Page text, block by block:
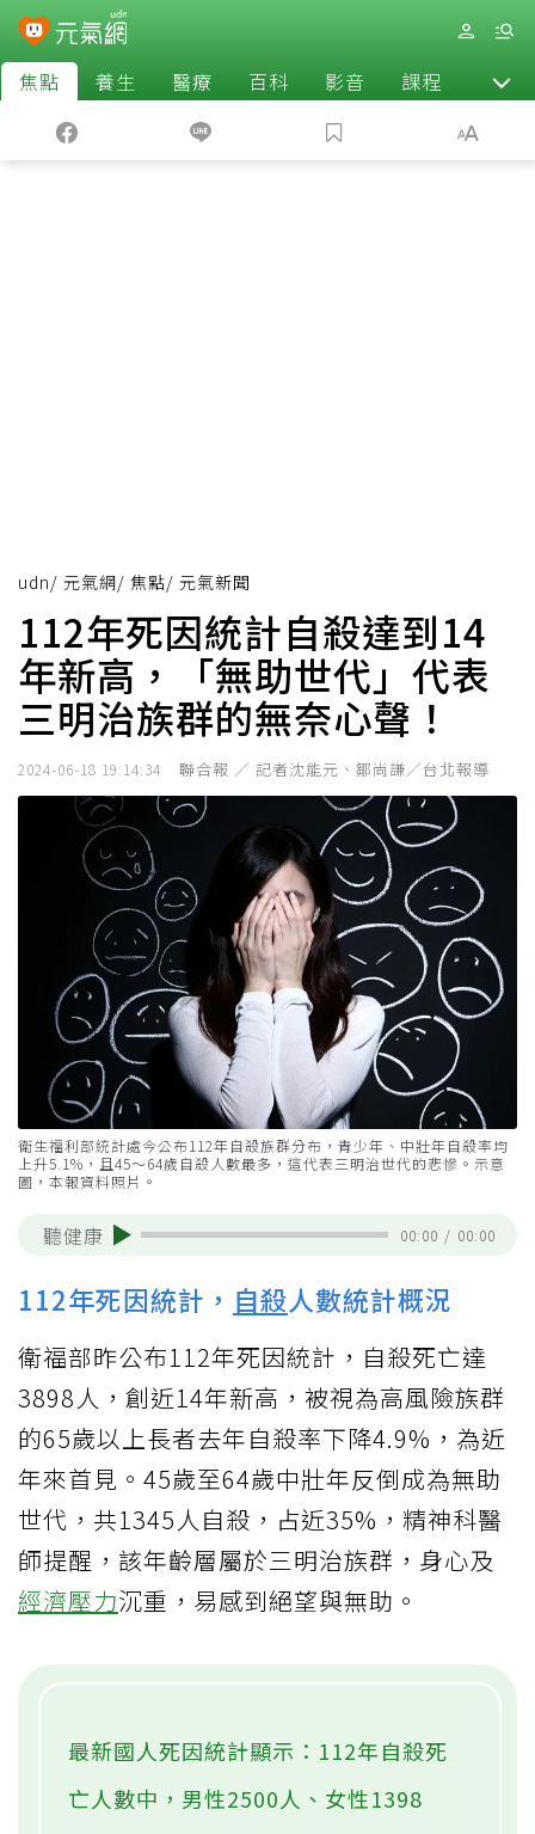
焦點 養生 醫療 百科 影音 課程 退休
udn/ 元氣網/ 焦點/ 元氣新聞
112年死因統計自殺達到14
年新高，「無助世代」代表
三明治族群的無奈心聲！
2024-06-18 19:14:34 聯合報 ／ 記者沈能元、鄒尚謙／台北報導
衛生福利部統計處今公布112年自殺族群分布，青少年、中壯年自殺率均
上升5.1%，且45～64歲自殺人數最多，這代表三明治世代的悲慘。示意
圖，本報資料照片。
聽健康 00:00 / 00:00
112年死因統計， 自殺人數統計概況
衛福部昨公布112年死因統計，自殺死亡達
3898人，創近14年新高，被視為高風險族群
的65歲以上長者去年自殺率下降4.9%，為近
年來首見。45歲至64歲中壯年反倒成為無助
世代，共1345人自殺，占近35%，精神科醫
師提醒，該年齡層屬於三明治族群，身心及
經濟壓力沉重，易感到絕望與無助。
最新國人死因統計顯示：112年自殺死
亡人數中，男性2500人、女性1398